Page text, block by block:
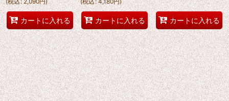
カートに入れる カートに入れる カートに入れる